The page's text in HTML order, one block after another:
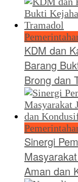
KDM dan
Barang
Brong dan
Sinergi
Aman dan